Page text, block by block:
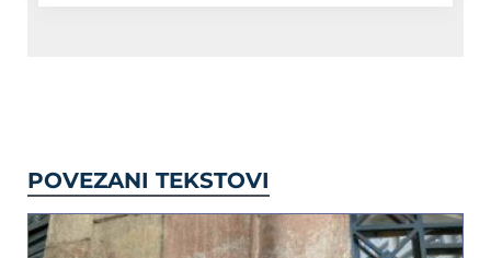
POVEZANI TEKSTOVI